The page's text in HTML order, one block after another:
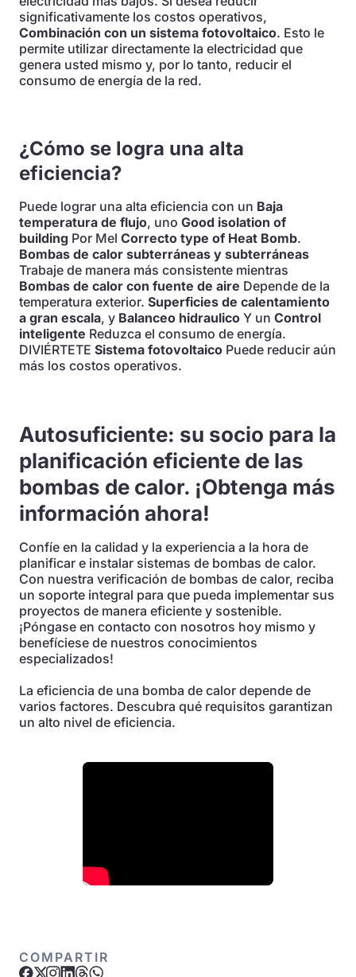
significativamente los costos operativos,
Combinación con un sistema fotovoltaico. Esto le
permite utilizar directamente la electricidad que
genera usted mismo y, por lo tanto, reducir el
consumo de energía de la red.
¿Cómo se logra una alta
eficiencia?
Puede lograr una alta eficiencia con un Baja
temperatura de flujo, uno Good isolation of
building Por Mel Correcto type of Heat Bomb.
Bombas de calor subterráneas y subterráneas
Trabaje de manera más consistente mientras
Bombas de calor con fuente de aire Depende de la
temperatura exterior. Superficies de calentamiento
a gran escala, y Balanceo hidraulico Y un Control
inteligente Reduzca el consumo de energía.
DIVIÉRTETE Sistema fotovoltaico Puede reducir aún
más los costos operativos.
Autosuficiente: su socio para la
planificación eficiente de las
bombas de calor. ¡Obtenga más
información ahora!
Confíe en la calidad y la experiencia a la hora de
planificar e instalar sistemas de bombas de calor.
Con nuestra verificación de bombas de calor, reciba
un soporte integral para que pueda implementar sus
proyectos de manera eficiente y sostenible.
¡Póngase en contacto con nosotros hoy mismo y
benefíciese de nuestros conocimientos
especializados!
La eficiencia de una bomba de calor depende de
varios factores. Descubra qué requisitos garantizan
un alto nivel de eficiencia.
COMPARTIR